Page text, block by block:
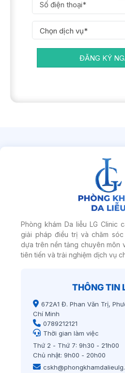
ĐĂNG KÝ
Phòng khám Da liễu LG Clinic
giải pháp điều trị và chăm
dựa trên nền tảng chuyên môn
tiên tiến và trải nghiệm dịch vụ
THÔNG TIN
672A1 Đ. Phan Văn Trị,
Chí Minh
0789212121
Thời gian làm việc
Thứ 2 - Thứ 7: 9h30 - 21h00
Chủ nhật: 9h00 - 20h00